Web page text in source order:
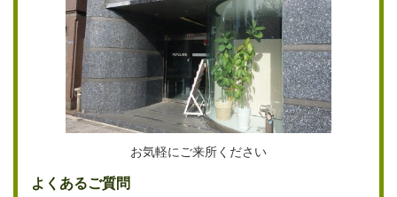
お気軽にご来所ください
よくあるご質問